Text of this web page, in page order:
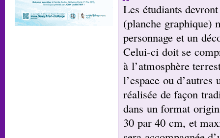
Les étudiants
(planche graphique)
personnage et un
Celui-ci doit se
à l’atmosphère
l’espace ou
réalisée de façon
dans un format
30 par 40 cm, et